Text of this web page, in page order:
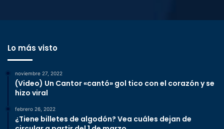
Lo más visto
noviembre 27, 2022
(Video) Un Cantor «cantó» gol tico con el corazón y se
hizo viral
febrero 26, 2022
¿Tiene billetes de algodón? Vea cuáles dejan de